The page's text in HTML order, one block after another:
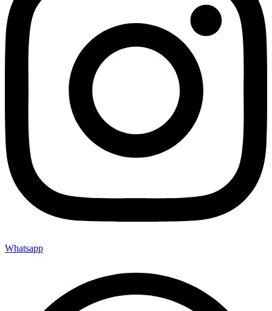
Whatsapp